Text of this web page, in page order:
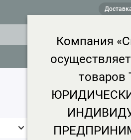
Бренд Цена, ₽
Компания